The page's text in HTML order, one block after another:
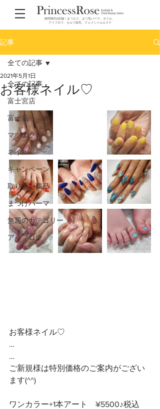
静岡県内4店舗！まつエク、まつ毛パーマ、ネイル、
アイブロウ、セルフ脱毛、フェイシャルエステ
記事
全ての記事
富士宮店
富士店
マツエク
ネイル
キャンペーン
取り扱い商品
まつげパーマ
無題のカテゴリー
アイブロウ
全ての記事
お客様ネイル♡
2021年5月1日
お客様ネイル♡
…
…
ご新規様は特別価格のご案内がござい
ます(^^)
ワンカラー+1本アート　¥5500♪税込